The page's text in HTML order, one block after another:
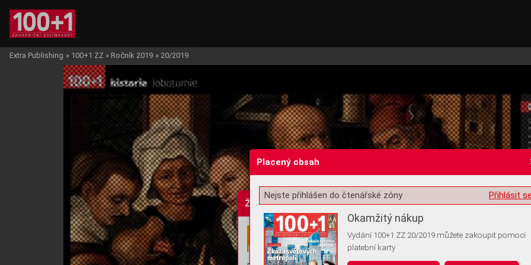
Žádost o souhlas s ukládáním volitelných informací
Extra Publishing » 100+1 ZZ » Ročník 2019 » 20/2019
Placený obsah
Přihlásit
Nejste přihlášen do čtenářské zóny
Okamžitý nákup
Vydání 100+1 ZZ 20/2019 můžete zakoupit pomocí
platební karty